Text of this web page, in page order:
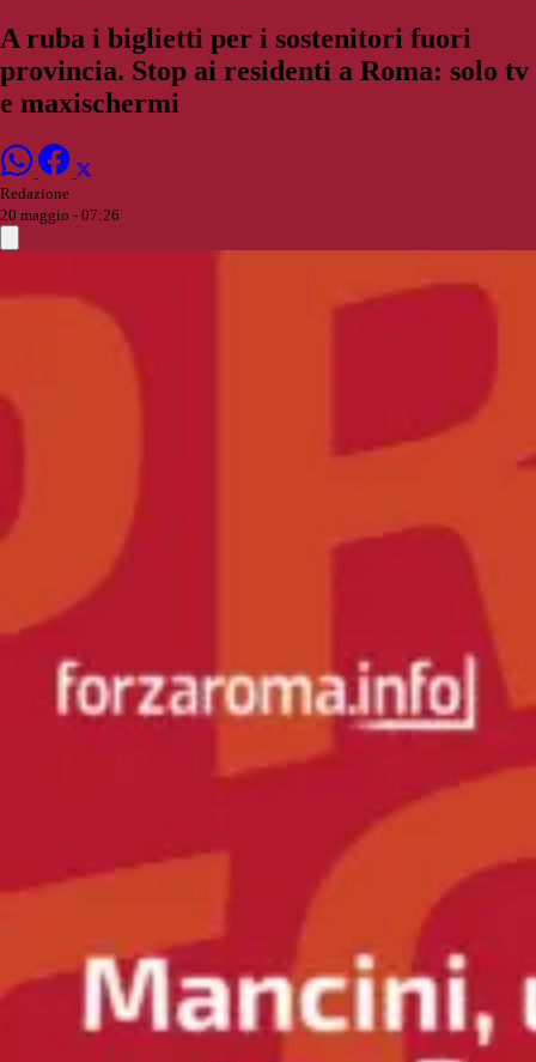
A ruba i biglietti per i sostenitori fuori
provincia. Stop ai residenti a Roma: solo tv
e maxischermi
Redazione
20 maggio - 07:26